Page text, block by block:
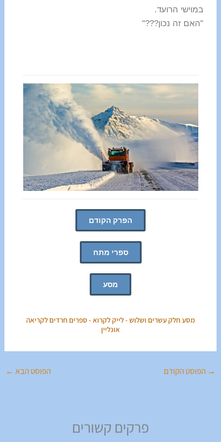
במוישי הרועד.
"האם זה נכון???"
הפרק הקודם
ספרי מתח
מסע
מסע חלק עשרים ושלוש - לייק לקרוא - ספרים חרדים לקריאה
אונליין
→ הפוסט הקודם הפוסט הבא ←
פרקים קשורים